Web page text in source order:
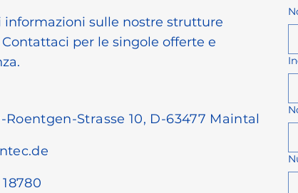
informazioni sulle nostre strutture
Contattaci per le singole offerte e
Strasse 10, D-63477 Maintal
18780